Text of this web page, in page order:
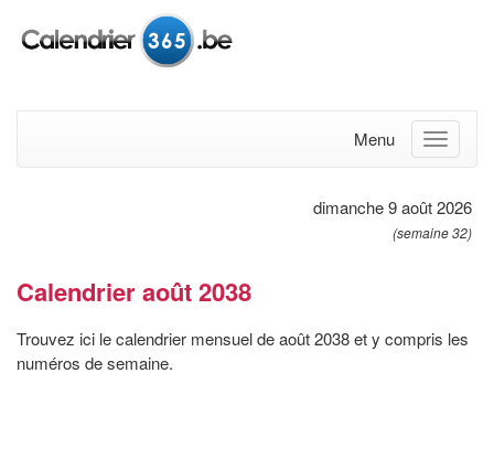
Menu
dimanche 9 août 2026
(semaine 32)
Calendrier août 2038
Trouvez ici le calendrier mensuel de août 2038 et y compris les
numéros de semaine.